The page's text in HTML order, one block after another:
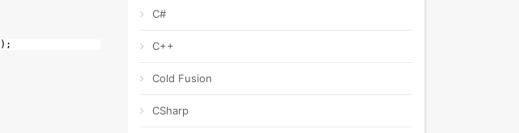
);
C#
C++
Cold Fusion
CSharp